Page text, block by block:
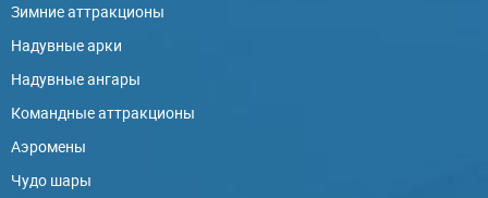
Зимние аттракционы
Надувные арки
Надувные ангары
Командные аттракционы
Аэромены
Чудо шары